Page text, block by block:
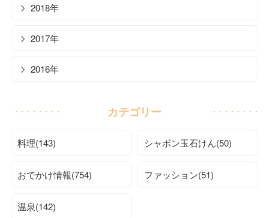
2018年
2017年
2016年
カテゴリー
料理(143) シャボン玉石けん(50)
おでかけ情報(754) ファッション(51)
温泉(142)